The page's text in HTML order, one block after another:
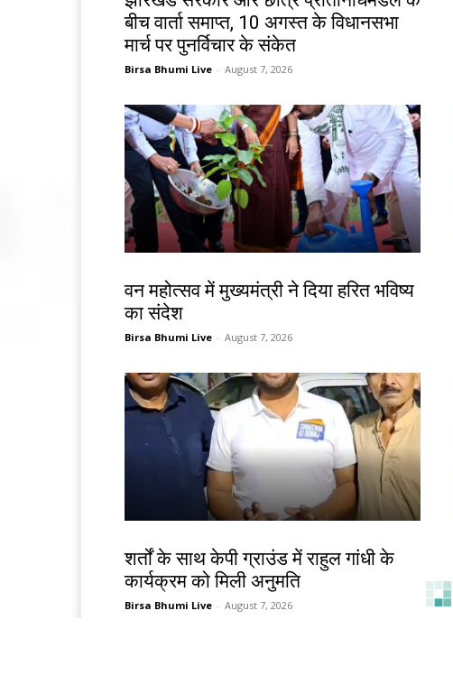
बीच वार्ता समाप्त, 10 अगस्त के विधानसभा
मार्च पर पुनर्विचार के संकेत
Birsa Bhumi Live - August 7, 2026
वन महोत्सव में मुख्यमंत्री ने दिया हरित भविष्य
का संदेश
Birsa Bhumi Live - August 7, 2026
शर्तों के साथ केपी ग्राउंड में राहुल गांधी के
कार्यक्रम को मिली अनुमति
Birsa Bhumi Live - August 7, 2026